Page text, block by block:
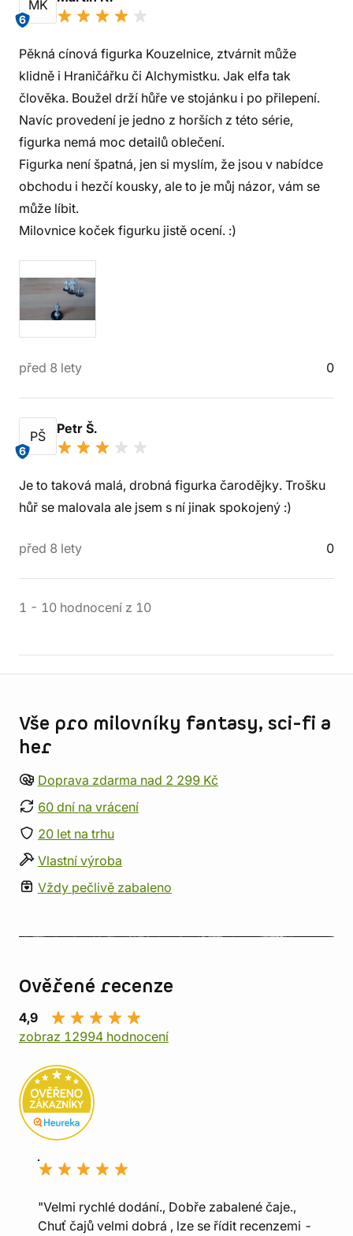
MK
6
Pěkná cínová figurka Kouzelnice, ztvárnit může
klidně i Hraničářku či Alchymistku. Jak elfa tak
člověka. Boužel drží hůře ve stojánku i po přilepení.
Navíc provedení je jedno z horších z této série,
figurka nemá moc detailů oblečení.
Figurka není špatná, jen si myslím, že jsou v nabídce
obchodu i hezčí kousky, ale to je můj názor, vám se
může líbit.
Milovnice koček figurku jistě ocení. :)
před 8 lety 0
PŠ
6
Petr Š.
Je to taková malá, drobná figurka čarodějky. Trošku
hůř se malovala ale jsem s ní jinak spokojený :)
před 8 lety 0
1 - 10 hodnocení z 10
Vše pro milovníky fantasy, sci-fi a
her
Doprava zdarma nad 2 299 Kč
60 dní na vrácení
20 let na trhu
Vlastní výroba
Vždy pečlivě zabaleno
Ověřené recenze
4,9
zobraz 12994 hodnocení
"Velmi rychlé dodání., Dobře zabalené čaje.,
Chuť čajů velmi dobrá , lze se řídit recenzemi -